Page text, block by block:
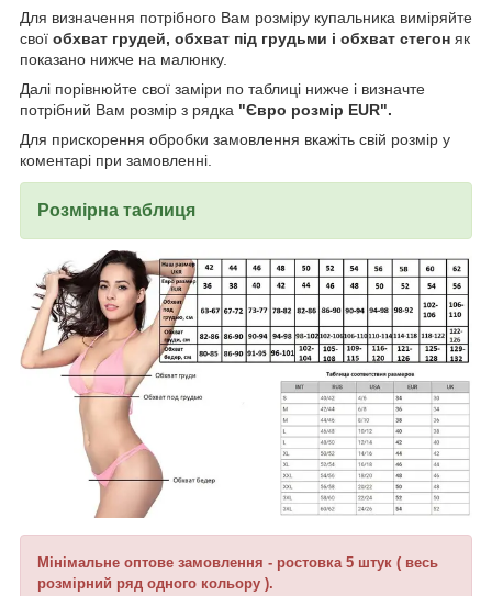
Для визначення потрібного Вам розміру купальника виміряйте
свої обхват грудей, обхват під грудьми і обхват стегон як
показано нижче на малюнку.
Далі порівнюйте свої заміри по таблиці нижче і визначте
потрібний Вам розмір з рядка "Євро розмір EUR".
Для прискорення обробки замовлення вкажіть свій розмір у
коментарі при замовленні.
Розмірна таблиця
Мінімальне оптове замовлення - ростовка 5 штук ( весь
розмірний ряд одного кольору ).